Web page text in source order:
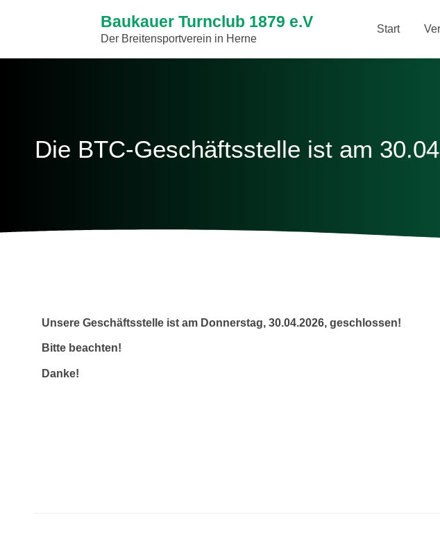
Baukauer Turnclub 1879 e.V
Der Breitensportverein in Herne
Start
Die BTC-Geschäftsstelle ist am
Unsere Geschäftsstelle ist am Donnerstag, 30.04.2026, geschlossen!
Bitte beachten!
Danke!